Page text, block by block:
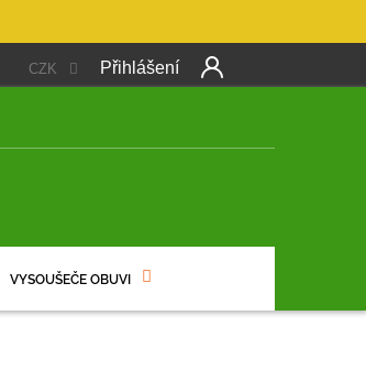
PODMÍNKY PODMÍNKY OCHRANY
CZK Přihlášení
VYSOUŠEČE OBUVI